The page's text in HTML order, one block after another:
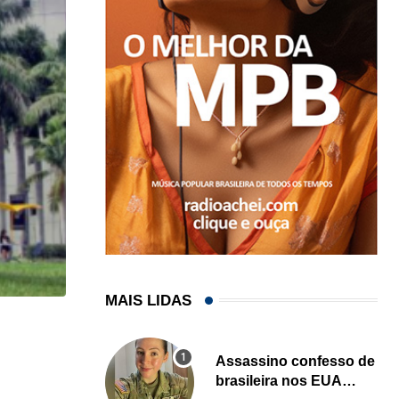
Açaí é reconhecido oficialmente como fruto
21/01/2026
MAIS LIDAS
Assassino confesso de
brasileira nos EUA